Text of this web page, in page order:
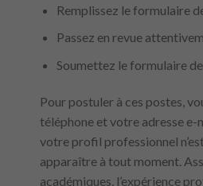
Remplissez le formulaire
Passez en revue
Soumettez le formulaire
Pour postuler à ces postes,
téléphone et votre adresse e-
votre profil professionnel
apparaître à tout moment.
académiques, l’expérience